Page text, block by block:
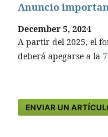
Anuncio
December 5, 2024
A partir del 2025, el
deberá apegarse a la
ENVIAR UN